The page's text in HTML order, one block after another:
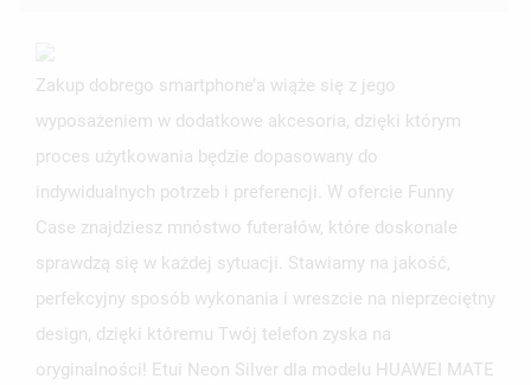
Zakup dobrego smartphone’a wiąże się z jego
wyposażeniem w dodatkowe akcesoria, dzięki którym
proces użytkowania będzie dopasowany do
indywidualnych potrzeb i preferencji. W ofercie Funny
Case znajdziesz mnóstwo futerałów, które doskonale
sprawdzą się w każdej sytuacji. Stawiamy na jakość,
perfekcyjny sposób wykonania i wreszcie na nieprzeciętny
design, dzięki któremu Twój telefon zyska na
oryginalności! Etui Neon Silver dla modelu HUAWEI MATE